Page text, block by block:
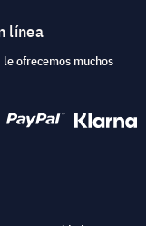
línea
ofrecemos muchos